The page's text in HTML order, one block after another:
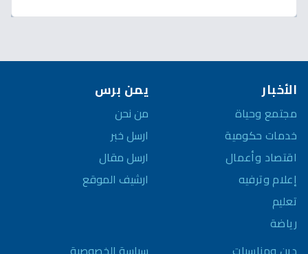
الأخبار
مجتمع وحياة
خدمات حكومية
اقتصاد وأعمال
إعلام وترفيه
تعليم
رياضة
يمن برس
من نحن
ارسل خبر
ارسل مقال
ارشيف الموقع